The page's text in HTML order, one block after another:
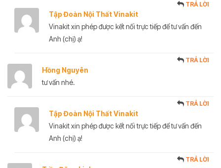
Tập Đoàn Nội Thất Vinakit
TRẢ LỜI
Vinakit xin phép được kết nối trực tiếp để tư vấn đến
Anh (chị) ạ!
Hồng Nguyên
TRẢ LỜI
tư vấn nhé.
Tập Đoàn Nội Thất Vinakit
TRẢ LỜI
Vinakit xin phép được kết nối trực tiếp để tư vấn đến
Anh (chị) ạ!
TRẢ LỜI